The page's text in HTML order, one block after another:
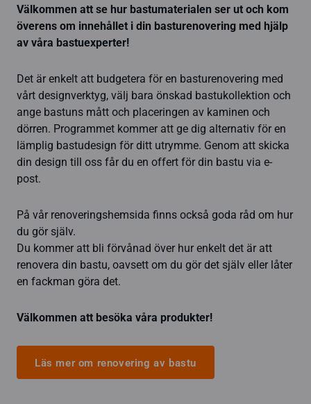
Välkommen att se hur bastumaterialen ser ut och kom
överens om innehållet i din basturenovering med hjälp
av våra bastuexperter!
Det är enkelt att budgetera för en basturenovering med
vårt designverktyg, välj bara önskad bastukollektion och
ange bastuns mått och placeringen av kaminen och
dörren. Programmet kommer att ge dig alternativ för en
lämplig bastudesign för ditt utrymme. Genom att skicka
din design till oss får du en offert för din bastu via e-
post.
På vår renoveringshemsida finns också goda råd om hur
du gör själv.
Du kommer att bli förvånad över hur enkelt det är att
renovera din bastu, oavsett om du gör det själv eller låter
en fackman göra det.
Välkommen att besöka våra produkter!
Läs mer om renovering av bastu